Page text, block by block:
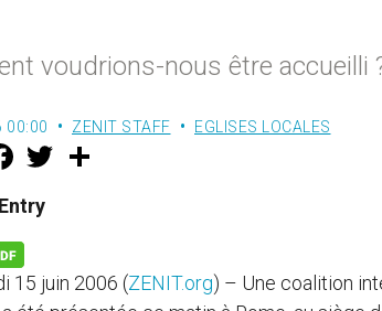
voudrions-nous être accueilli
00:00 ZENIT STAFF EGLISES LOCALES
F
a
e
b
k
w
15 juin 2006 (ZENIT.org) – Une coalition